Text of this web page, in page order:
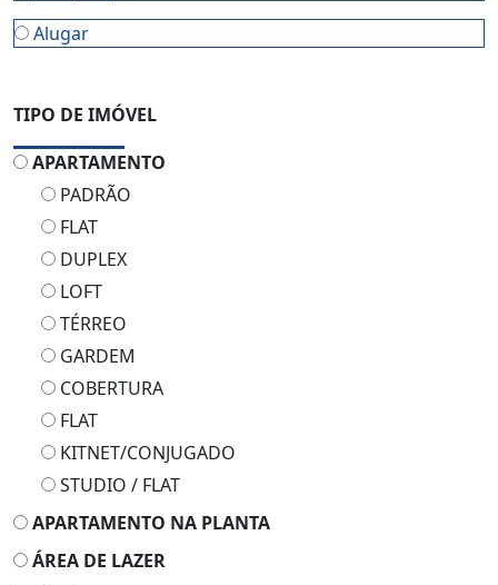
Alugar
TIPO DE IMÓVEL
APARTAMENTO
PADRÃO
FLAT
DUPLEX
LOFT
TÉRREO
GARDEM
COBERTURA
FLAT
KITNET/CONJUGADO
STUDIO / FLAT
APARTAMENTO NA PLANTA
ÁREA DE LAZER